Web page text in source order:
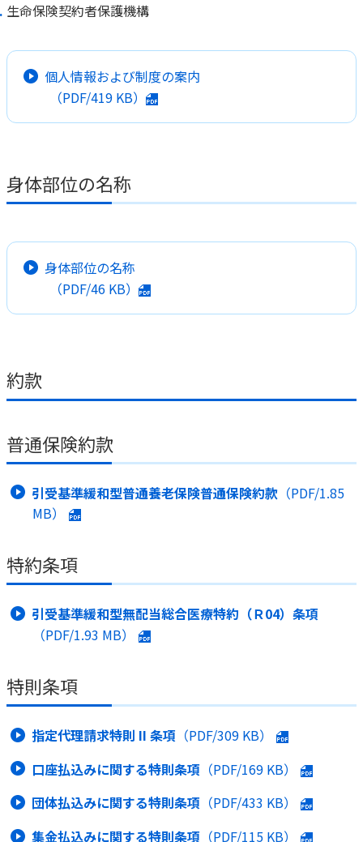
生命保険契約者保護機構
個人情報および制度の案内
（PDF/419 KB）
身体部位の名称
身体部位の名称
（PDF/46 KB）
約款
普通保険約款
引受基準緩和型普通養老保険普通保険約款 （PDF/1.85
MB）
特約条項
引受基準緩和型無配当総合医療特約（Ｒ04）条項
（PDF/1.93 MB）
特則条項
指定代理請求特則 II 条項 （PDF/309 KB）
口座払込みに関する特則条項 （PDF/169 KB）
団体払込みに関する特則条項 （PDF/433 KB）
集金払込みに関する特則条項 （PDF/115 KB）